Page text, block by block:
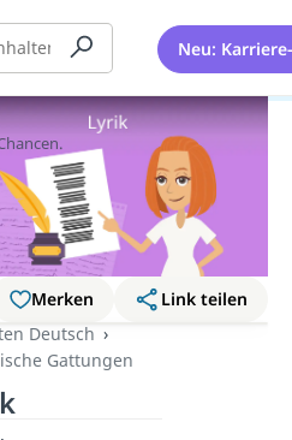
Neu:
Merken
Link teilen
Deutsch
Gattungen